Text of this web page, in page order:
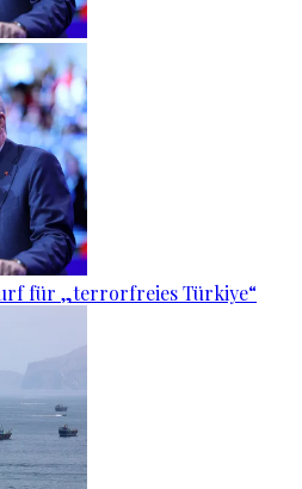
für „terrorfreies Türkiye“